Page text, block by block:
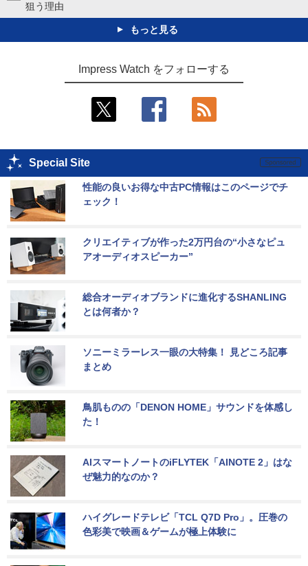
狙う理由
もっと見る
Impress Watch をフォローする
Special Site
性能の良いお得な中古PC情報はこのページでチ
ェック！
クリエイティブが作った2万円台の“小さなピュ
アオーディオスピーカー”
総合オーディオブランドに進化するSHANLING
とは何者か？
ソニーミラーレス一眼の大特集！ 見どころ記事
まとめ
鳥肌ものの「DENON HOME」サウンドを体感し
た！
AIスマートノートのiFLYTEK「AINOTE 2」はな
ぜ魅力的なのか？
ハイグレードテレビ「TCL Q7D Pro」。圧巻の
色彩美で映画＆ゲームが極上体験に